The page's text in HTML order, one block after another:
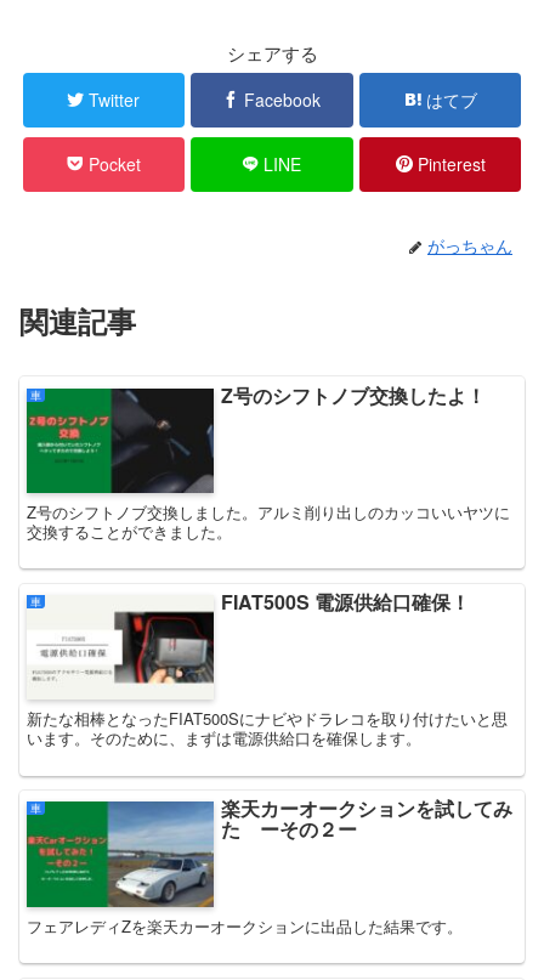
シェアする
Twitter Facebook はてブ
Pocket LINE Pinterest
がっちゃん
関連記事
車 Z号のシフトノブ交換したよ！
Z号のシフトノブ交換しました。アルミ削り出しのカッコいいヤツに
交換することができました。
車 FIAT500S 電源供給口確保！
新たな相棒となったFIAT500Sにナビやドラレコを取り付けたいと思
います。そのために、まずは電源供給口を確保します。
車 楽天カーオークションを試してみ
た ーその２ー
フェアレディZを楽天カーオークションに出品した結果です。